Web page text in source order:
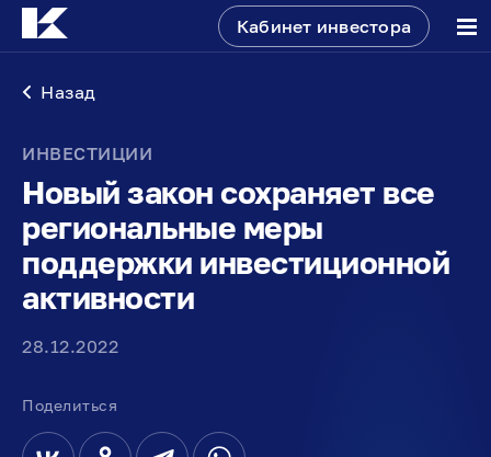
Кабинет инвестора
Назад
ИНВЕСТИЦИИ
Новый закон сохраняет все
региональные меры
поддержки инвестиционной
активности
28.12.2022
Поделиться